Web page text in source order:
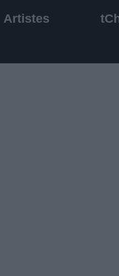
Artistes